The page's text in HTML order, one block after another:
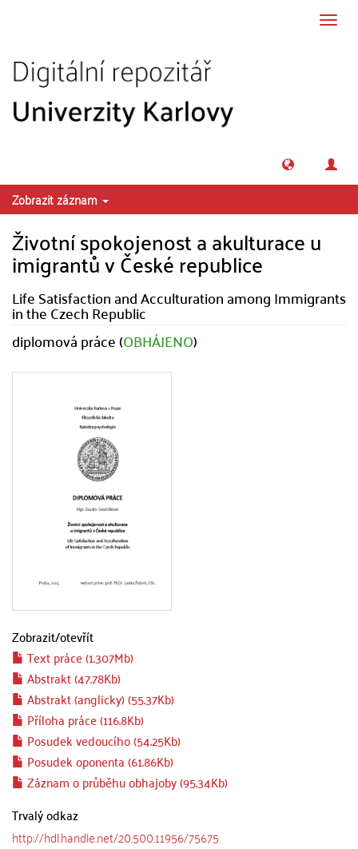
Zobrazit záznam
Životní spokojenost a akulturace u
imigrantů v České republice
Life Satisfaction and Acculturation among Immigrants
in the Czech Republic
diplomová práce (OBHÁJENO)
Zobrazit/otevřít
Text práce (1.307Mb)
Abstrakt (47.78Kb)
Abstrakt (anglicky) (55.37Kb)
Příloha práce (116.8Kb)
Posudek vedoucího (54.25Kb)
Posudek oponenta (61.86Kb)
Záznam o průběhu obhajoby (95.34Kb)
Trvalý odkaz
http://hdl.handle.net/20.500.11956/75675